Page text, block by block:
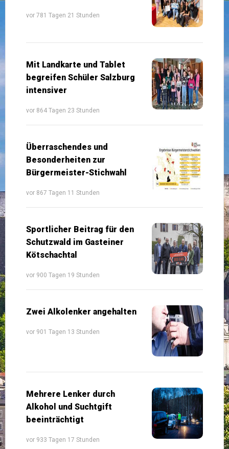
vor 781 Tagen 21 Stunden
Mit Landkarte und Tablet
begreifen Schüler Salzburg
intensiver
vor 864 Tagen 23 Stunden
Überraschendes und
Besonderheiten zur
Bürgermeister-Stichwahl
vor 867 Tagen 11 Stunden
Sportlicher Beitrag für den
Schutzwald im Gasteiner
Kötschachtal
vor 900 Tagen 19 Stunden
Zwei Alkolenker angehalten
vor 901 Tagen 13 Stunden
Mehrere Lenker durch
Alkohol und Suchtgift
beeinträchtigt
vor 933 Tagen 17 Stunden